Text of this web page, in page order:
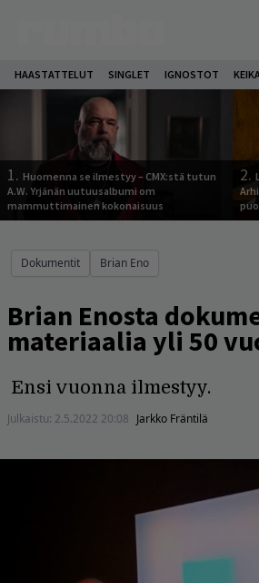
HAASTATTELUT SINGLET IGNOSTOT
1. Huomenna se ilmestyy – CMX:stä tutun
A.W. Yrjänän uutuusalbumi om
mammuttimainen kokonaisuus
2.
Dokumentit Brian Eno
Brian Enosta
materiaalia yli 50
Ensi vuonna ilmestyy.
Julkaistu: 2.5.2022 20:08 Jarkko Fräntilä